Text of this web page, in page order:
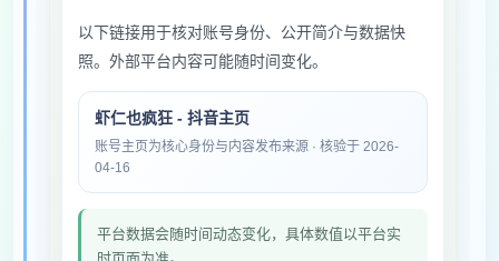
以下链接用于核对账号身份、公开简介与数据快
照。外部平台内容可能随时间变化。
虾仁也疯狂 - 抖音主页
账号主页为核心身份与内容发布来源 · 核验于 2026-
04-16
平台数据会随时间动态变化，具体数值以平台实